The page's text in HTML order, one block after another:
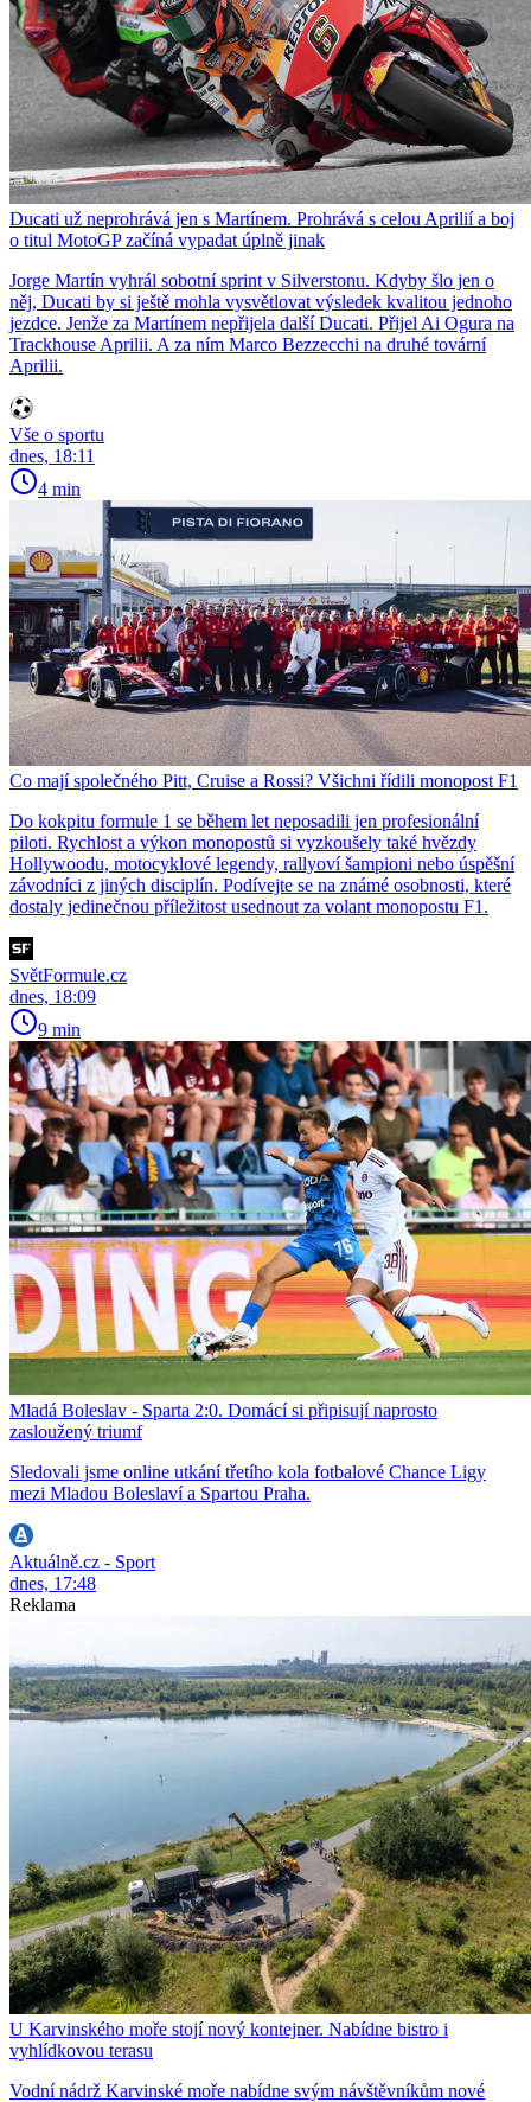
Ducati už neprohrává jen s Martínem. Prohrává s celou Aprilií a boj
o titul MotoGP začíná vypadat úplně jinak
Jorge Martín vyhrál sobotní sprint v Silverstonu. Kdyby šlo jen o
něj, Ducati by si ještě mohla vysvětlovat výsledek kvalitou jednoho
jezdce. Jenže za Martínem nepřijela další Ducati. Přijel Ai Ogura na
Trackhouse Aprilii. A za ním Marco Bezzecchi na druhé tovární
Aprilii.
Vše o sportu
dnes, 18:11
4 min
Co mají společného Pitt, Cruise a Rossi? Všichni řídili monopost F1
Do kokpitu formule 1 se během let neposadili jen profesionální
piloti. Rychlost a výkon monopostů si vyzkoušely také hvězdy
Hollywoodu, motocyklové legendy, rallyoví šampioni nebo úspěšní
závodníci z jiných disciplín. Podívejte se na známé osobnosti, které
dostaly jedinečnou příležitost usednout za volant monopostu F1.
SvětFormule.cz
dnes, 18:09
9 min
Mladá Boleslav - Sparta 2:0. Domácí si připisují naprosto
zasloužený triumf
Sledovali jsme online utkání třetího kola fotbalové Chance Ligy
mezi Mladou Boleslaví a Spartou Praha.
Aktuálně.cz - Sport
dnes, 17:48
Reklama
U Karvinského moře stojí nový kontejner. Nabídne bistro i
vyhlídkovou terasu
Vodní nádrž Karvinské moře nabídne svým návštěvníkům nové